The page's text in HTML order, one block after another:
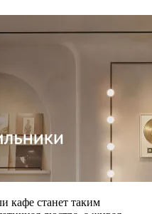
кафе станет таким